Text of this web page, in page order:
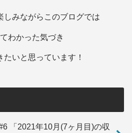
しみながらこのブログでは
わかった気づき
いと思っています！
「2021年10月(7ヶ月目)の収